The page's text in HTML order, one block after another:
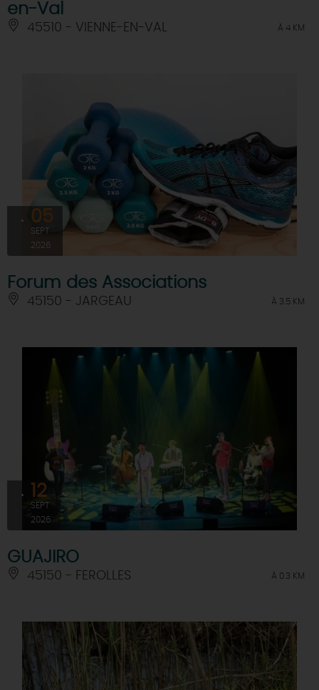
en-Val
45510 - VIENNE-EN-VAL À 4 KM
05
SEPT
2026
Forum des Associations
45150 - JARGEAU À 3.5 KM
12
SEPT
2026
GUAJIRO
45150 - FEROLLES À 0.3 KM